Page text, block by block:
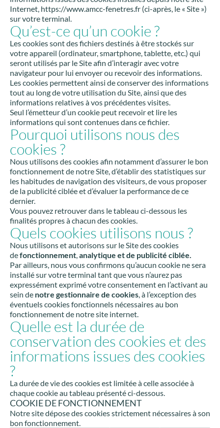
Internet, https://www.amcc-fenetres.fr (ci-après, le « Site »)
sur votre terminal.
Qu’est-ce qu’un cookie ?
Les cookies sont des fichiers destinés à être stockés sur
votre appareil (ordinateur, smartphone, tablette, etc.) qui
seront utilisés par le Site afin d’interagir avec votre
navigateur pour lui envoyer ou recevoir des informations.
Les cookies permettent ainsi de conserver des informations
tout au long de votre utilisation du Site, ainsi que des
informations relatives à vos précédentes visites.
Seul l’émetteur d’un cookie peut recevoir et lire les
informations qui sont contenues dans ce fichier.
Pourquoi utilisons nous des
cookies ?
Nous utilisons des cookies afin notamment d’assurer le bon
fonctionnement de notre Site, d’établir des statistiques sur
les habitudes de navigation des visiteurs, de vous proposer
de la publicité ciblée et d’évaluer la performance de ce
dernier.
Vous pouvez retrouver dans le tableau ci-dessous les
finalités propres à chacun des cookies.
Quels cookies utilisons nous ?
Nous utilisons et autorisons sur le Site des cookies
defonctionnement,analytique et de publicité ciblée.
Par ailleurs, nous vous confirmons qu’aucun cookie ne sera
installé sur votre terminal tant que vous n’aurez pas
expressément exprimé votre consentement en l’activant au
sein de notre gestionnaire de cookies, à l’exception des
éventuels cookies fonctionnels nécessaires au bon
fonctionnement de notre site internet.
Quelle est la durée de
conservation des cookies et des
informations issues des cookies
?
La durée de vie des cookies est limitée à celle associée à
chaque cookie au tableau présenté ci-dessous.
COOKIE DE FONCTIONNEMENT
Notre site dépose des cookies strictement nécessaires à son
bon fonctionnement.